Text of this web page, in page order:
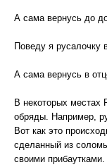
А сама вернусь до
Поведу я русалочку
А сама вернусь в
В некоторых местах
обряды. Например,
Вот как это
сделанный из
своими